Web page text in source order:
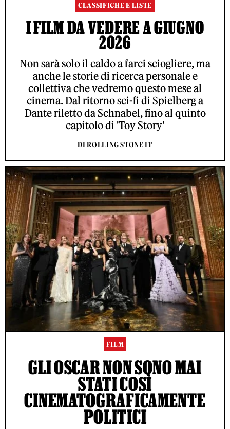
CLASSIFICHE E LISTE
I FILM DA VEDERE A GIUGNO
2026
Non sarà solo il caldo a farci sciogliere, ma
anche le storie di ricerca personale e
collettiva che vedremo questo mese al
cinema. Dal ritorno sci-fi di Spielberg a
Dante riletto da Schnabel, fino al quinto
capitolo di 'Toy Story'
DI ROLLING STONE IT
FILM
GLI OSCAR NON SONO MAI
STATI COSÌ
CINEMATOGRAFICAMENTE
POLITICI